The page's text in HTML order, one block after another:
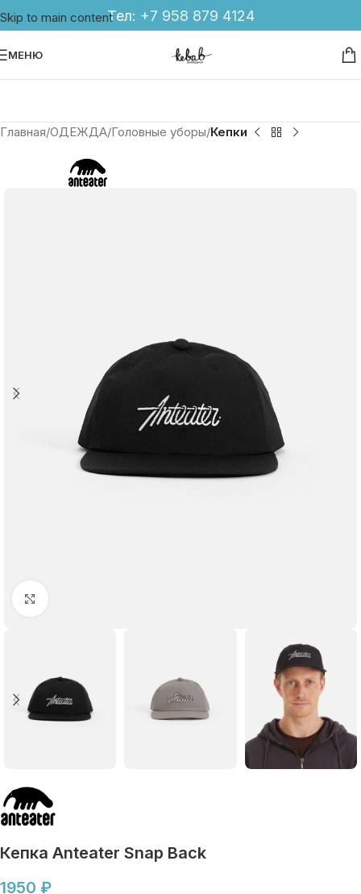
Skip to main contentТел: +7 958 879 4124
МЕНЮ
Главная ОДЕЖДА Головные уборы Кепки
Кепка Anteater Snap Back
1950 ₽